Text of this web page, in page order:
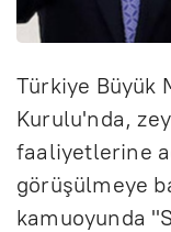
Türkiye Büyük
Kurulu'nda,
faaliyetlerine
görüşülmeye
kamuoyunda